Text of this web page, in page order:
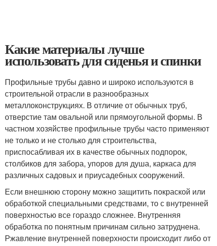
Какие материалы лучше
использовать для сиденья и спинки
Профильные трубы давно и широко используются в
строительной отрасли в разнообразных
металлоконструкциях. В отличие от обычных труб,
отверстие там овальной или прямоугольной формы. В
частном хозяйстве профильные трубы часто применяют
не только и не столько для строительства,
приспосабливая их в качестве обычных подпорок,
столбиков для забора, упоров для душа, каркаса для
различных садовых и приусадебных сооружений.
Если внешнюю сторону можно защитить покраской или
обработкой специальными средствами, то с внутренней
поверхностью все гораздо сложнее. Внутренняя
обработка по понятным причинам сильно затруднена.
Ржавление внутренней поверхности происходит либо от